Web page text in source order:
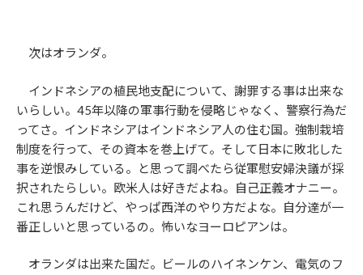
次はオランダ。
インドネシアの植民地支配について、謝罪する事は出来な
いらしい。45年以降の軍事行動を侵略じゃなく、警察行為だ
ってさ。インドネシアはインドネシア人の住む国。強制栽培
制度を行って、その資本を巻上げて。そして日本に敗北した
事を逆恨みしている。と思って調べたら従軍慰安婦決議が採
択されたらしい。欧米人は好きだよね。自己正義オナニー。
これ思うんだけど、やっぱ西洋のやり方だよな。自分達が一
番正しいと思っているの。怖いなヨーロピアンは。
オランダは出来た国だ。ビールのハイネンケン、電気のフ